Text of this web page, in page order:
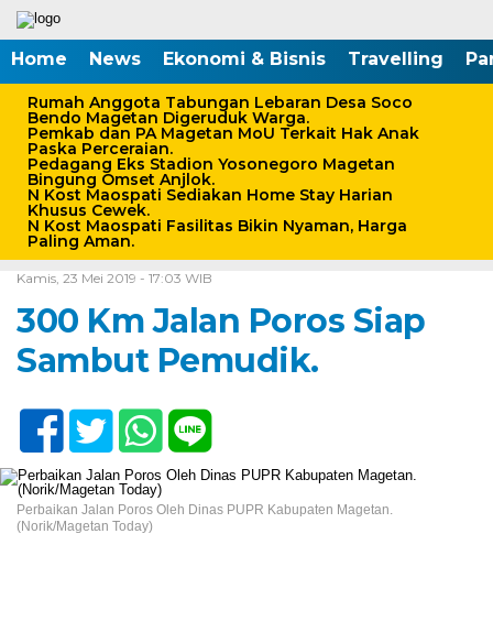
Home News Ekonomi & Bisnis Travelling
Rumah Anggota Tabungan Lebaran Desa Soco
Bendo Magetan Digeruduk Warga.
Pemkab dan PA Magetan MoU Terkait Hak Anak
Paska Perceraian.
Pedagang Eks Stadion Yosonegoro Magetan
Bingung Omset Anjlok.
N Kost Maospati Sediakan Home Stay Harian
Khusus Cewek.
N Kost Maospati Fasilitas Bikin Nyaman, Harga
Paling Aman.
Home /Peristiwa
Kamis, 23 Mei 2019 - 17:03 WIB
300 Km Jalan Poros Siap
Sambut Pemudik.
Perbaikan Jalan Poros Oleh Dinas PUPR Kabupaten Magetan.
(Norik/Magetan Today)